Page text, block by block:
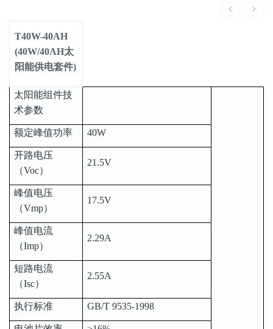
T40W-40AH
(40W/40AH太
阳能供电套件)
太阳能组件技
术参数
额定峰值功率 40W
开路电压
（Voc）
21.5V
峰值电压
（Vmp）
17.5V
峰值电流
（Imp）
2.29A
短路电流
（Isc）
2.55A
执行标准 GB/T 9535-1998